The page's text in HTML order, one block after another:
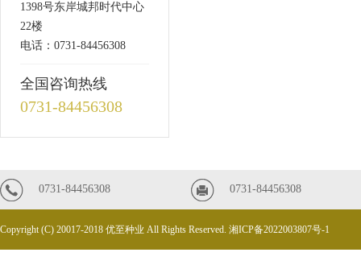
1398号东岸城邦时代中心
22楼
电话：0731-84456308
全国咨询热线
0731-84456308
0731-84456308 0731-84456308
Copyright (C) 20017-2018 优至种业 All Rights Reserved. 湘ICP备2022003807号-1